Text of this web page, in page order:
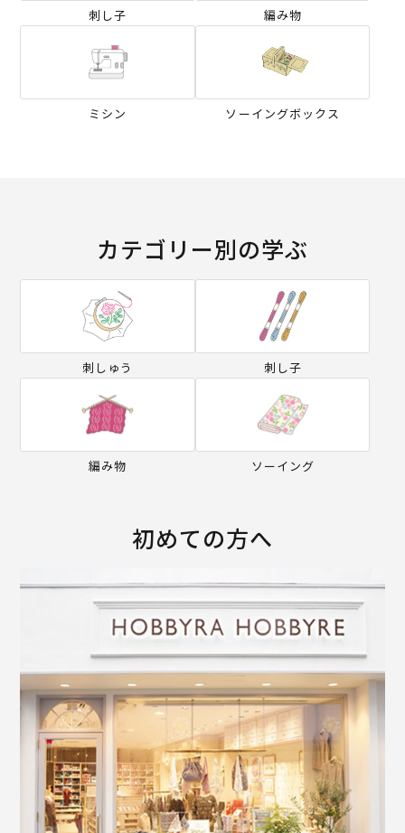
刺し子 編み物
ミシン ソーイングボックス
カテゴリー別の学ぶ
刺しゅう 刺し子
編み物 ソーイング
初めての方へ